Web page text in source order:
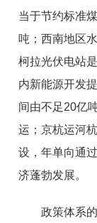
当于节约标准
吨；西南地区
柯拉光伏电站
内新能源开发
间由不足20亿
运；京杭运河
设，年单向通
济蓬勃发展。
政策体系